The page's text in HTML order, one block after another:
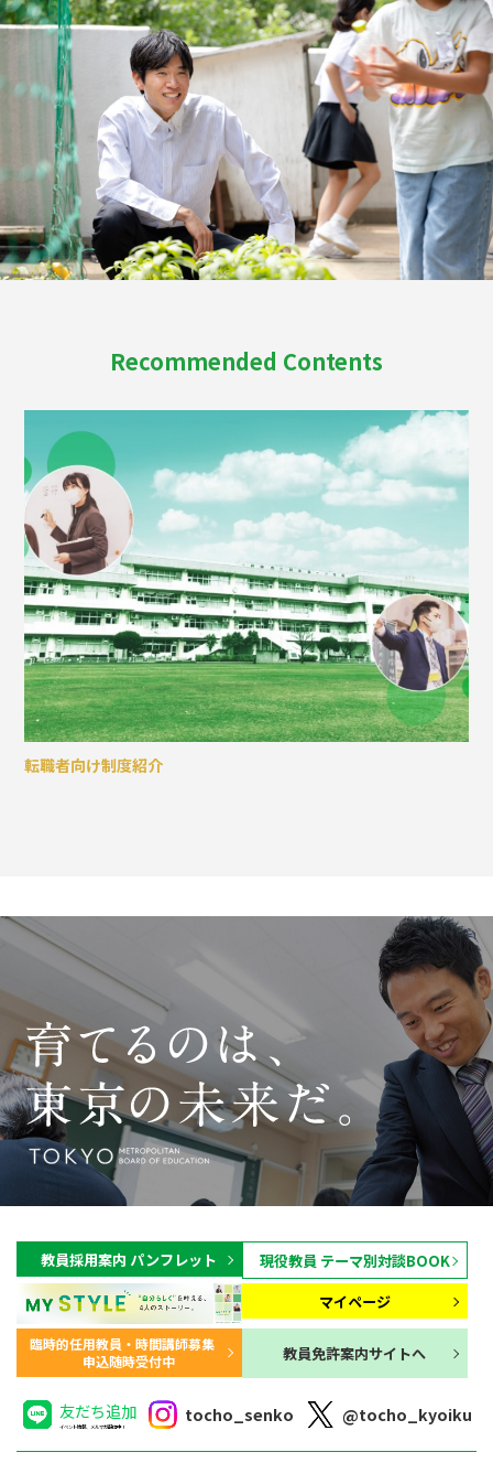
Recommended Contents
転職者向け制度紹介
友だち追加
イベント情報、メルマガ配信中！
tocho_senko @tocho_kyoiku
教員採用案内 パンフレット
現役教員 テーマ別対談BOOK
マイページ
臨時的任用教員・時間講師募集
申込随時受付中
教員免許案内サイトへ